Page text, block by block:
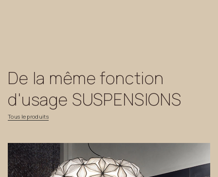
Tous le produits
De la même fonction
d'usage SUSPENSIONS